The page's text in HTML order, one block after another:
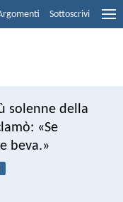
Sottoscrivi
solenne della
«Se
beva.»